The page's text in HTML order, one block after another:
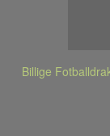
Billige